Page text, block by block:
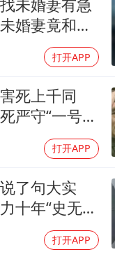
多个明星演唱
未婚妻有急
婚妻竟和别
打开APP
死上千同
严守“一号机
打开APP
了句大实
十年“史无前
国这次真坐不
打开APP